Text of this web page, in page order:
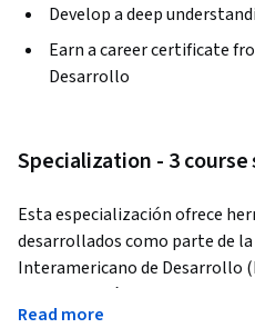
Develop a deep
Earn a career certificate
Desarrollo
Specialization - 3 course
Esta especialización ofrece
desarrollados como parte de
Interamericano de Desarrollo
cambio climático y mejorar la
Read more